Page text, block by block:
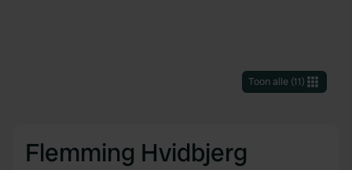
Toon alle(11)
Flemming Hvidbjerg